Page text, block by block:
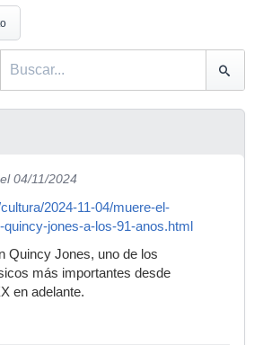
el 04/11/2024
2024-11-04/muere-el-
jones-a-los-91-anos.html
Quincy Jones, uno de los
más importantes desde
en adelante.